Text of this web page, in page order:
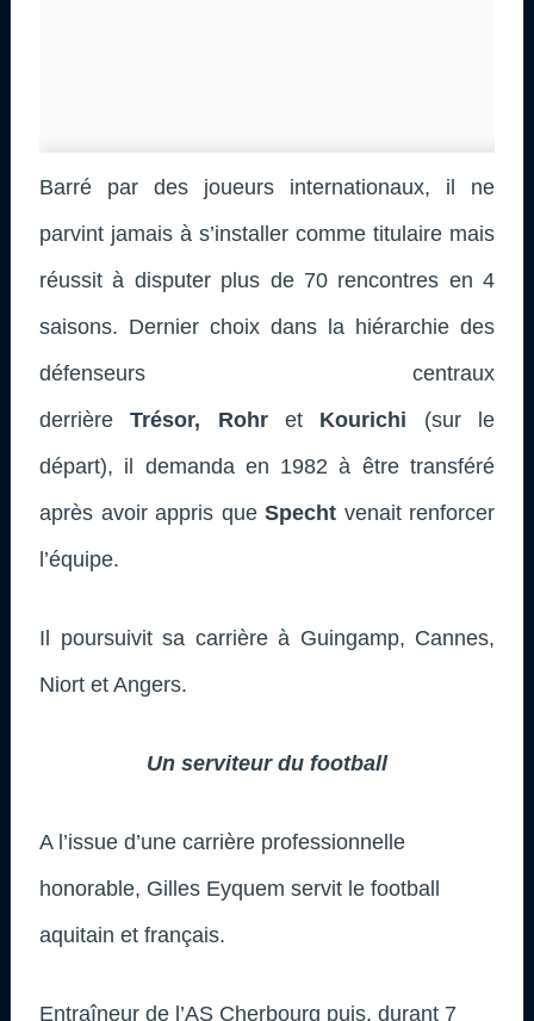
Barré par des joueurs internationaux, il ne
parvint jamais à s’installer comme titulaire mais
réussit à disputer plus de 70 rencontres en 4
saisons. Dernier choix dans la hiérarchie des
défenseurs centraux
derrièreTrésor, Rohr et Kourichi (sur le
départ), il demanda en 1982 à être transféré
après avoir appris que Specht venait renforcer
l’équipe.
Il poursuivit sa carrière à Guingamp, Cannes,
Niort et Angers.
Un serviteur du football
A l’issue d’une carrière professionnelle
honorable, Gilles Eyquem servit le football
aquitain et français.
Entraîneur de l’AS Cherbourg puis, durant 7